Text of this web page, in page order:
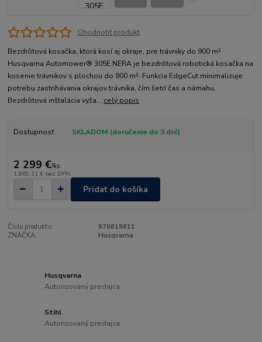
Ohodnotiť produkt
Bezdrôtová kosačka, ktorá kosí aj okraje, pre trávniky do 900 m²
Husqvarna Automower® 305E NERA je bezdrôtová robotická kosačka na
kosenie trávnikov s plochou do 900 m². Funkcia EdgeCut minimalizuje
potrebu zastrihávania okrajov trávnika, čím šetrí čas a námahu.
Bezdrôtová inštalácia vyža... celý popis
Dostupnosť SKLADOM (doručenie do 3 dní)
2 299 €/ks
1 869,11 € bez DPH
Pridať do košíka
Číslo produktu:
970819611
ZNAČKA:
Husqvarna
Husqvarna
Autorizovaný predajca
Stihl
Autorizovaný predajca